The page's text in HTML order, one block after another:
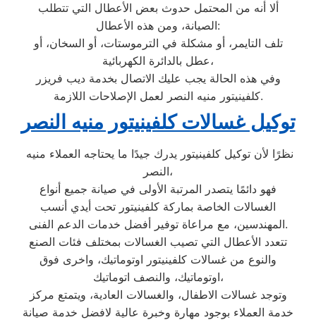
ألا أنه من المحتمل حدوث بعض الأعطال التي تتطلب
الصيانة، ومن هذه الأعطال:
تلف التايمر، أو مشكلة في الترموستات، أو السخان، أو
عطل بالدائرة الكهربائية،
وفي هذه الحالة يجب عليك الاتصال بخدمة ديب فريزر
كلفينيتور منيه النصر لعمل الإصلاحات اللازمة.
توكيل غسالات كلفينيتور منيه النصر
النصر،
فهو دائمًا يتصدر المرتبة الأولى في صيانة جميع أنواع
الغسالات الخاصة بماركة كلفينيتور تحت أيدي أنسب
المهندسين، مع مراعاة توفير أفضل خدمات الدعم الفنى.
تتعدد الأعطال التي تصيب الغسالات بمختلف فئات الصنع
والنوع من غسالات كلفينيتور اوتوماتيك، واخرى فوق
اوتوماتيك، والنصف اتوماتيك،
وتوجد غسالات الاطفال، والغسالات العادية، ويتمتع مركز
خدمة العملاء بوجود مهارة وخبرة عالية لافضل خدمة صيانة